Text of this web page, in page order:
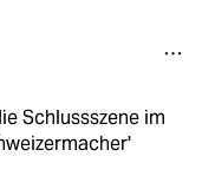
Schlussszene im